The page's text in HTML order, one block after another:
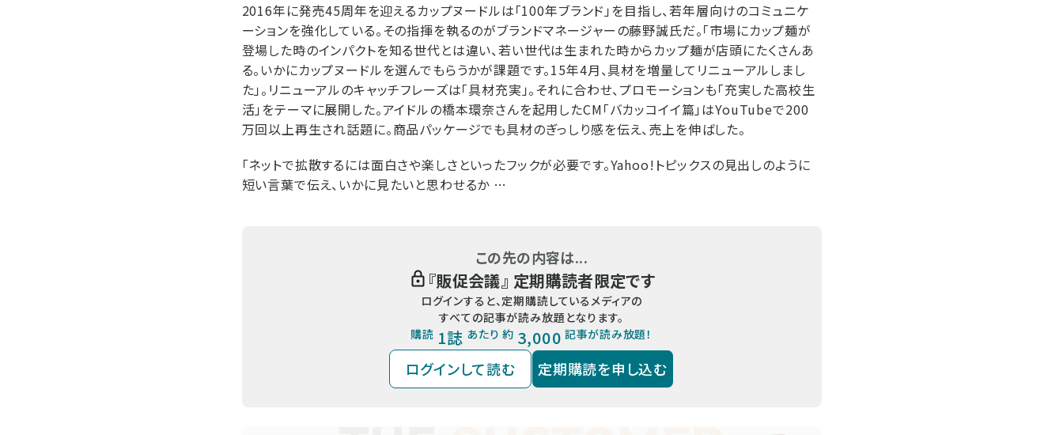
2016年に発売45周年を迎えるカップヌードルは「100年ブランド」を目指し、若年層向けのコミュニケ
ーションを強化している。その指揮を執るのがブランドマネージャーの藤野誠氏だ。「市場にカップ麺が
登場した時のインパクトを知る世代とは違い、若い世代は生まれた時からカップ麺が店頭にたくさんあ
る。いかにカップヌードルを選んでもらうかが課題です。15年4月、具材を増量してリニューアルしまし
た」。リニューアルのキャッチフレーズは「具材充実」。それに合わせ、プロモーションも「充実した高校生
活」をテーマに展開した。アイドルの橋本環奈さんを起用したCM「バカッコイイ篇」はYouTubeで200
万回以上再生され話題に。商品パッケージでも具材のぎっしり感を伝え、売上を伸ばした。
「ネットで拡散するには面白さや楽しさといったフックが必要です。Yahoo!トピックスの見出しのように
短い言葉で伝え、いかに見たいと思わせるか …
この先の内容は...
『販促会議』 定期購読者限定です
ログインすると、定期購読しているメディアの
すべての記事が読み放題となります。
購読 1誌 あたり 約 3,000 記事が読み放題！
ログインして読む 定期購読を申し込む